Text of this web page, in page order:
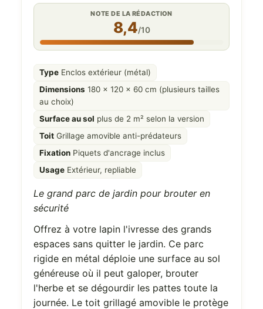
NOTE DE LA RÉDACTION
8,4/10
Type Enclos extérieur (métal)
Dimensions 180 x 120 x 60 cm (plusieurs tailles
au choix)
Surface au sol plus de 2 m² selon la version
Toit Grillage amovible anti-prédateurs
Fixation Piquets d'ancrage inclus
Usage Extérieur, repliable
Le grand parc de jardin pour brouter en
sécurité
Offrez à votre lapin l'ivresse des grands
espaces sans quitter le jardin. Ce parc
rigide en métal déploie une surface au sol
généreuse où il peut galoper, brouter
l'herbe et se dégourdir les pattes toute la
journée. Le toit grillagé amovible le protège